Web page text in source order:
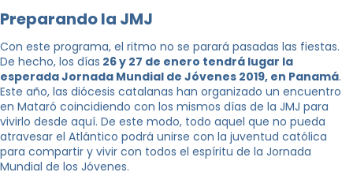
Preparando la JMJ
Con este programa, el ritmo no se parará pasadas las fiestas.
De hecho, los días 26 y 27 de enero tendrá lugar la
esperada Jornada Mundial de Jóvenes 2019, en Panamá.
Este año, las diócesis catalanas han organizado un encuentro
en Mataró coincidiendo con los mismos días de la JMJ para
vivirlo desde aquí. De este modo, todo aquel que no pueda
atravesar el Atlántico podrá unirse con la juventud católica
para compartir y vivir con todos el espíritu de la Jornada
Mundial de los Jóvenes.